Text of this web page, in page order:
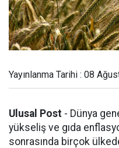
Yayınlanma Tarihi : 08
Ulusal Post - Dünya
yükseliş ve gıda
sonrasında birçok